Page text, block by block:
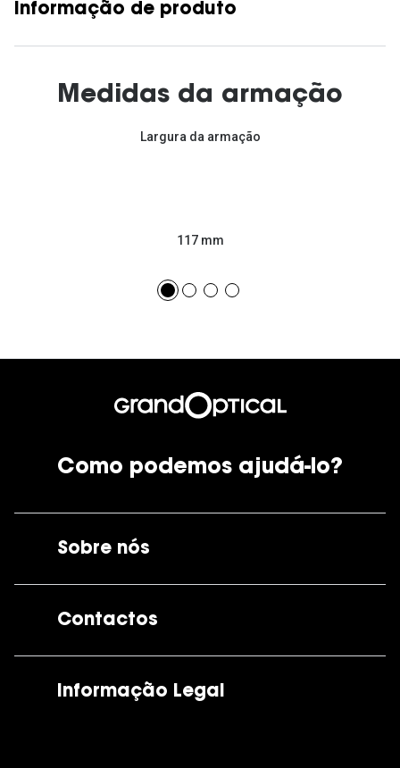
Informação de produto
Medidas da armação
Largura da armação
117 mm
Como podemos ajudá-lo?
Sobre nós
Contactos
Informação Legal